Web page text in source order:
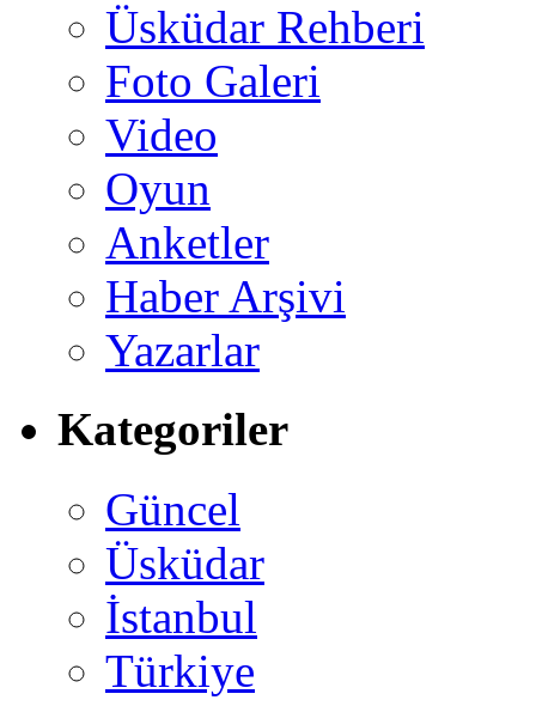
Üsküdar Rehberi
Foto Galeri
Video
Oyun
Anketler
Haber Arşivi
Yazarlar
Kategoriler
Güncel
Üsküdar
İstanbul
Türkiye